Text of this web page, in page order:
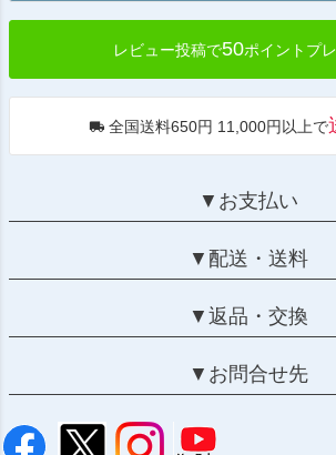
レビュー投稿で50ポイントプ
全国送料650円 11,000円以上で
▼お支払い
▼配送・送料
▼返品・交換
▼お問合せ先